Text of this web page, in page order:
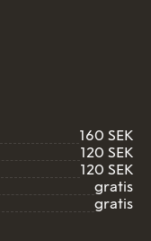
160 SEK
120 SEK
120 SEK
gratis
gratis